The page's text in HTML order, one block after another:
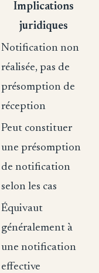
Implications
juridiques
Notification non
réalisée, pas de
présomption de
réception
Peut constituer
une présomption
de notification
selon les cas
Équivaut
généralement à
une notification
effective